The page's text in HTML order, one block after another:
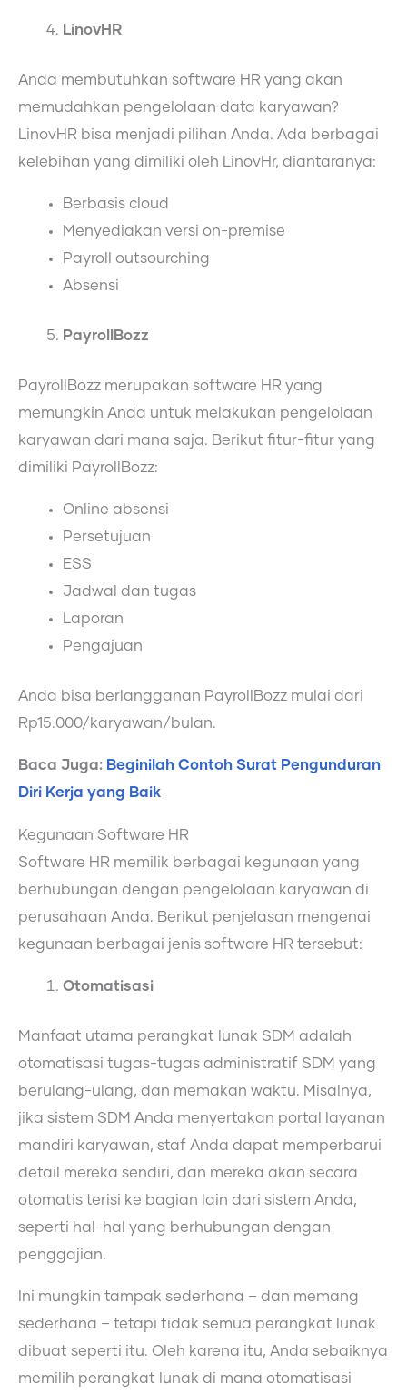
LinovHR
Anda membutuhkan software HR yang akan
memudahkan pengelolaan data karyawan?
LinovHR bisa menjadi pilihan Anda. Ada berbagai
kelebihan yang dimiliki oleh LinovHr, diantaranya:
Berbasis cloud
Menyediakan versi on-premise
Payroll outsourching
Absensi
PayrollBozz
PayrollBozz merupakan software HR yang
memungkin Anda untuk melakukan pengelolaan
karyawan dari mana saja. Berikut fitur-fitur yang
dimiliki PayrollBozz:
Online absensi
Persetujuan
ESS
Jadwal dan tugas
Laporan
Pengajuan
Anda bisa berlangganan PayrollBozz mulai dari
Rp15.000/karyawan/bulan.
Baca Juga: Beginilah Contoh Surat Pengunduran
Diri Kerja yang Baik
Kegunaan Software HR
Software HR memilik berbagai kegunaan yang
berhubungan dengan pengelolaan karyawan di
perusahaan Anda. Berikut penjelasan mengenai
kegunaan berbagai jenis software HR tersebut:
Otomatisasi
Manfaat utama perangkat lunak SDM adalah
otomatisasi tugas-tugas administratif SDM yang
berulang-ulang, dan memakan waktu. Misalnya,
jika sistem SDM Anda menyertakan portal layanan
mandiri karyawan, staf Anda dapat memperbarui
detail mereka sendiri, dan mereka akan secara
otomatis terisi ke bagian lain dari sistem Anda,
seperti hal-hal yang berhubungan dengan
penggajian.
Ini mungkin tampak sederhana – dan memang
sederhana – tetapi tidak semua perangkat lunak
dibuat seperti itu. Oleh karena itu, Anda sebaiknya
memilih perangkat lunak di mana otomatisasi